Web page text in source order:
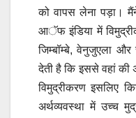
को वापस लेना पड़ा।
आॅफ इंडिया में
जिम्बॉम्बे, वेनुजुएला
देती है कि इससे वहां की
विमुद्रीकरण इसलिए
अर्थव्यवस्था में उच्च